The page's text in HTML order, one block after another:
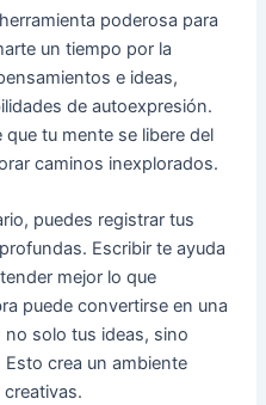
poderosa para
un tiempo por la
e ideas,
de autoexpresión.
tu mente se libere del
caminos inexplorados.
puedes registrar tus
Escribir te ayuda
mejor lo que
puede convertirse en una
solo tus ideas, sino
crea un ambiente